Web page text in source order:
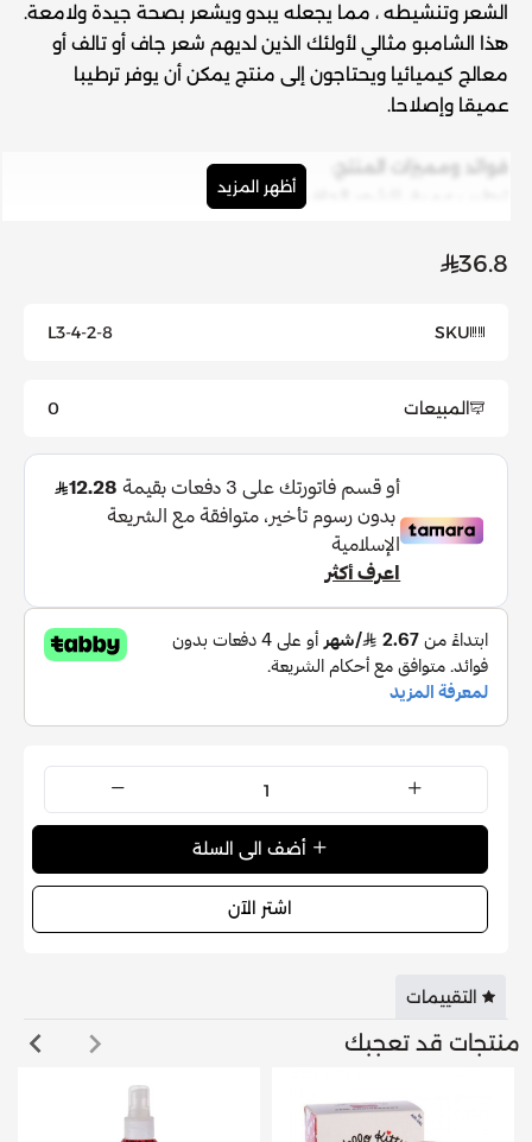
الشعر وتنشيطه ، مما يجعله يبدو ويشعر بصحة جيدة ولامعة.
هذا الشامبو مثالي لأولئك الذين لديهم شعر جاف أو تالف أو
معالج كيميائيا ويحتاجون إلى منتج يمكن أن يوفر ترطيبا
عميقا وإصلاحا.
فوائد ومميزات المنتج:
ترطيب عميق للشعر الجاف والتالف.
يعيد لمعان الشعر الطبيعي ونعومته.
يمكن استخدامه على الشعر المعالج كيميائيا.
يساعد على فك تشابك الشعر ويسهل تمشيطه.
مناسب للاستخدام اليومي.
طريقة الاستخدام:
بللي شعرك جيدا بالماء الدافئ.
ضع كمية صغيرة من الشامبو على فروة رأسك ، وقم بالتدليك
بلطف.
ضعي الشامبو على طول شعرك ، مما يخلق رغوة.
اشطفي شعرك جيدا بالماء الدافئ لإزالة جميع آثار الشامبو.
كرر العملية إذا لزم الأمر.
كانشوم للترطيب والإصلاح.
للحصول على أفضل النتائج، استخدم نظام كانشوم للترطيب
الماركة :كانشوم
الحجم :350 مل
أبرز المكونات :
: نوع من الزيوت مشتق من حبات شجرة الأرغان ،
يشيع استخدامه في منتجات العناية بالشعر والبشرة
أظهر المزيد
36.8
SKU
L3-4-2-8
المبيعات 0
اشتر الآن
التقييمات
منتجات قد تعجبك